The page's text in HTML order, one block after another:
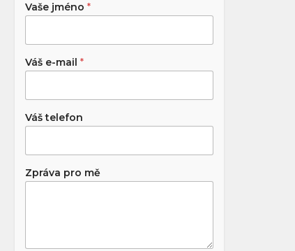
Vaše jméno *
Váš e-mail *
Váš telefon
Zpráva pro mě